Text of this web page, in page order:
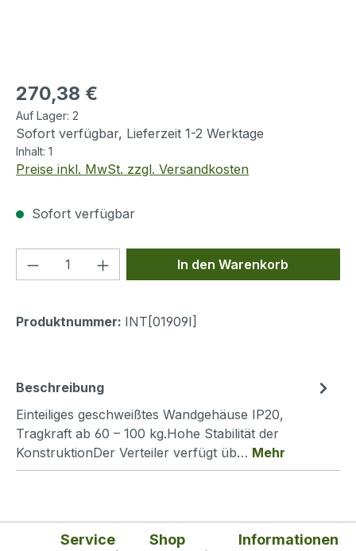
Regulärer Preis:
270,38 €
Auf Lager: 2
Sofort verfügbar, Lieferzeit 1-2 Werktage
Inhalt: 1
Preise inkl. MwSt. zzgl. Versandkosten
Sofort verfügbar
Produkt Anzahl: Gib denIn den Warenkorb
Produktnummer: INT[01909I]
Beschreibung
Einteiliges geschweißtes Wandgehäuse IP20,
Tragkraft ab 60 – 100 kg.Hohe Stabilität der
KonstruktionDer Verteiler verfügt üb… Mehr
Service Shop Informationen